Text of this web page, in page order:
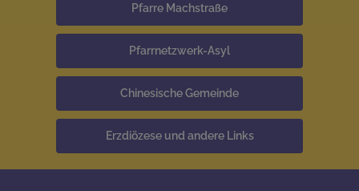
Pfarre Machstraße
Pfarrnetzwerk-Asyl
Chinesische Gemeinde
Erzdiözese und andere Links